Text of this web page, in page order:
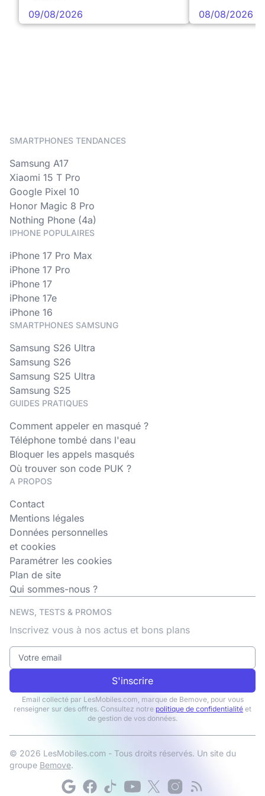
09/08/2026 08/08/2026
SMARTPHONES TENDANCES
Samsung A17
Xiaomi 15 T Pro
Google Pixel 10
Honor Magic 8 Pro
Nothing Phone (4a)
IPHONE POPULAIRES
iPhone 17 Pro Max
iPhone 17 Pro
iPhone 17
iPhone 17e
iPhone 16
SMARTPHONES SAMSUNG
Samsung S26 Ultra
Samsung S26
Samsung S25 Ultra
Samsung S25
GUIDES PRATIQUES
Comment appeler en masqué ?
Téléphone tombé dans l'eau
Bloquer les appels masqués
Où trouver son code PUK ?
A PROPOS
Contact
Mentions légales
Données personnelles
et cookies
Paramétrer les cookies
Plan de site
Qui sommes-nous ?
NEWS, TESTS & PROMOS
Inscrivez vous à nos actus et bons plans
S'inscrire
Email collecté par LesMobiles.com, marque de Bemove, pour vous
renseigner sur des offres. Consultez notre politique de confidentialité et
de gestion de vos données.
© 2026 LesMobiles.com - Tous droits réservés. Un site du
groupe Bemove.